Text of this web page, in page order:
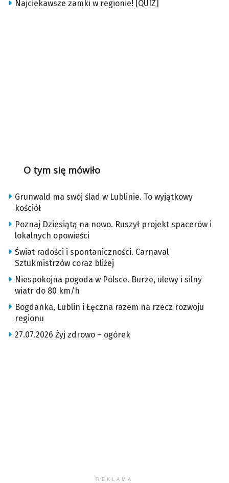
Najciekawsze zamki w regionie! [QUIZ]
O tym się mówiło
Grunwald ma swój ślad w Lublinie. To wyjątkowy
kościół
Poznaj Dziesiątą na nowo. Ruszył projekt spacerów i
lokalnych opowieści
Świat radości i spontaniczności. Carnaval
Sztukmistrzów coraz bliżej
Niespokojna pogoda w Polsce. Burze, ulewy i silny
wiatr do 80 km/h
Bogdanka, Lublin i Łęczna razem na rzecz rozwoju
regionu
27.07.2026 Żyj zdrowo – ogórek
REKLAMA